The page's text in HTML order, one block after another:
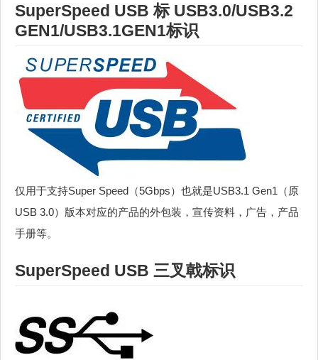
SuperSpeed USB 标 USB3.0/USB3.2
GEN1/USB3.1GEN1标识
仅用于支持Super Speed（5Gbps）也就是USB3.1 Gen1（原
USB 3.0）版本对应的产品的外包装，宣传资料，广告，产品
手册等。
SuperSpeed USB 三叉戟标识